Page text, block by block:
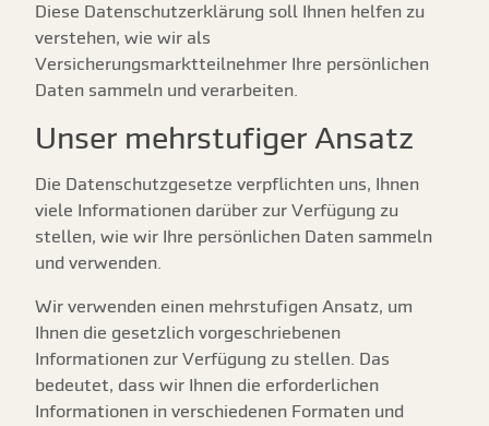
Diese Datenschutzerklärung soll Ihnen helfen zu
verstehen, wie wir als
Versicherungsmarktteilnehmer Ihre persönlichen
Daten sammeln und verarbeiten.
Unser mehrstufiger Ansatz
Die Datenschutzgesetze verpflichten uns, Ihnen
viele Informationen darüber zur Verfügung zu
stellen, wie wir Ihre persönlichen Daten sammeln
und verwenden.
Wir verwenden einen mehrstufigen Ansatz, um
Ihnen die gesetzlich vorgeschriebenen
Informationen zur Verfügung zu stellen. Das
bedeutet, dass wir Ihnen die erforderlichen
Informationen in verschiedenen Formaten und